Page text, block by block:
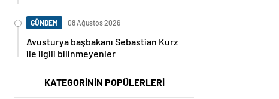
GÜNDEM 08 Ağustos 2026
Avusturya başbakanı Sebastian Kurz
ile ilgili bilinmeyenler
KATEGORİNİN POPÜLERLERİ